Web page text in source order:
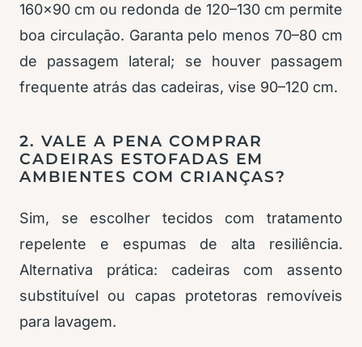
160×90 cm ou redonda de 120–130 cm permite
boa circulação. Garanta pelo menos 70–80 cm
de passagem lateral; se houver passagem
frequente atrás das cadeiras, vise 90–120 cm.
2. VALE A PENA COMPRAR
CADEIRAS ESTOFADAS EM
AMBIENTES COM CRIANÇAS?
Sim, se escolher tecidos com tratamento
repelente e espumas de alta resiliência.
Alternativa prática: cadeiras com assento
substituível ou capas protetoras removíveis
para lavagem.